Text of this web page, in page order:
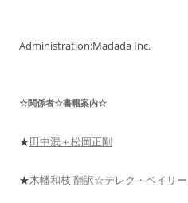
Administration:Madada Inc.
☆関係者☆書籍案内☆
★田中泯＋松岡正剛
★木幡和枝 翻訳☆デレク・ベイリー